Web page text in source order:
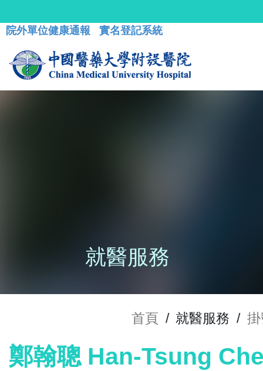
院外單位健康通報 實名登記系統
就醫服務
首頁 / 就醫服務 /
鄭翰聰 Han-Tsung